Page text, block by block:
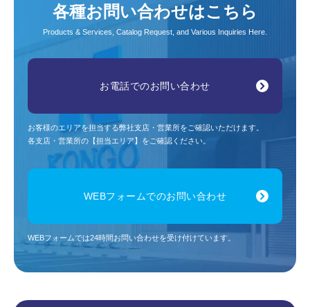
各種お問い合わせはこちら
Products & Services, Catalog Request, and Various Inquiries Here.
お電話でのお問い合わせ
お客様のエリアを担当する弊社支店・営業所をご確認いただけます。
各支店・営業所の【担当エリア】をご確認ください。
WEBフォームでのお問い合わせ
WEBフォームでは24時間お問い合わせを受け付けています。